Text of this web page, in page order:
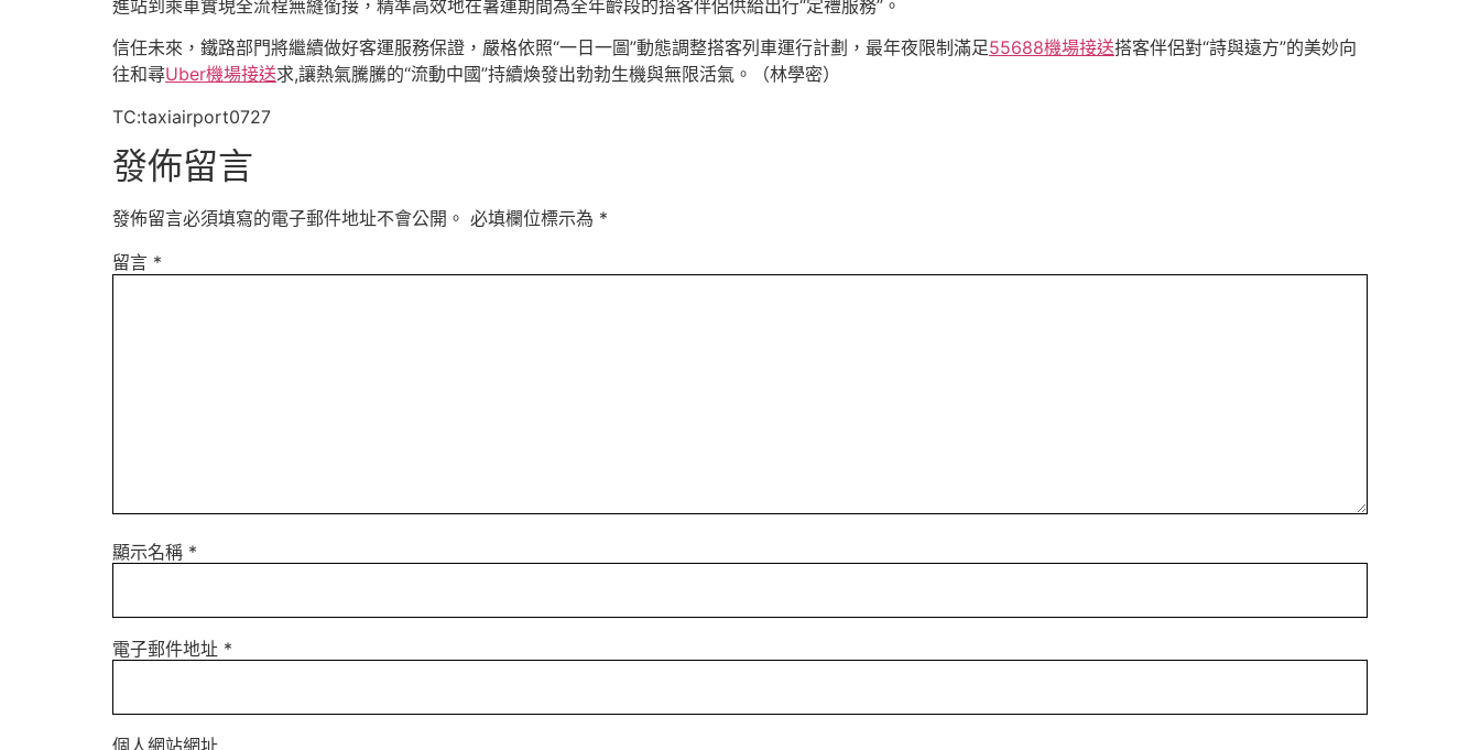
進站到乘車實現全流程無縫銜接，精準高效地在暑運期間為全年齡段的搭客伴侶供給出行“定禮服務”。
信任未來，鐵路部門將繼續做好客運服務保證，嚴格依照“一日一圖”動態調整搭客列車運行計劃，最年夜限制滿足55688機場接送搭客伴侶對“詩與遠方”的美妙向
往和尋Uber機場接送求,讓熱氣騰騰的“流動中國”持續煥發出勃勃生機與無限活氣。（林學密）
TC:taxiairport0727
發佈留言
發佈留言必須填寫的電子郵件地址不會公開。 必填欄位標示為 *
留言 *
顯示名稱 *
電子郵件地址 *